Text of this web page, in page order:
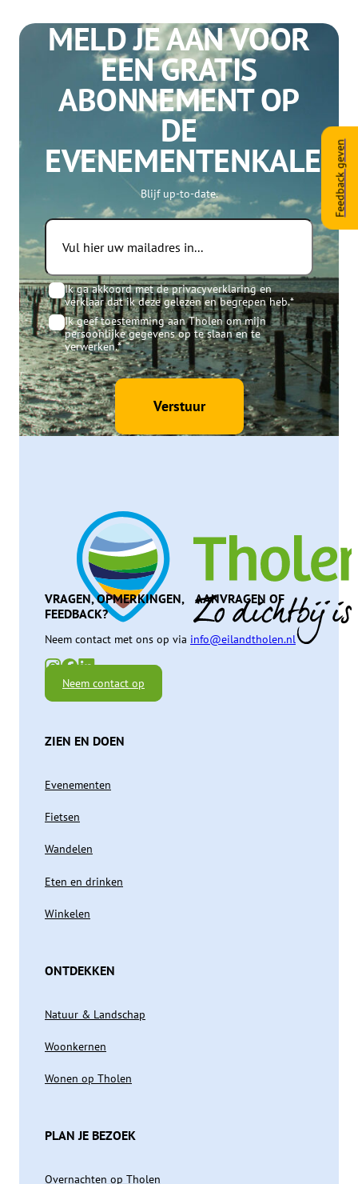
MELD JE AAN VOOR
EEN GRATIS
ABONNEMENT OP
DE
Blijf up-to-date.
Email
Consent*
Ik ga akkoord met de privacyverklaring en
verklaar dat ik deze gelezen en begrepen heb.*
Consent*
Ik geef toestemming aan Tholen om mijn
persoonlijke gegevens op te slaan en te
verwerken.*
VRAGEN, OPMERKINGEN, AANVRAGEN OF
FEEDBACK?
Neem contact met ons op via info@eilandtholen.nl
Neem contact op
ZIEN EN DOEN
Evenementen
Fietsen
Wandelen
Eten en drinken
Winkelen
ONTDEKKEN
Natuur & Landschap
Woonkernen
Wonen op Tholen
PLAN JE BEZOEK
Overnachten op Tholen
Feedback geven